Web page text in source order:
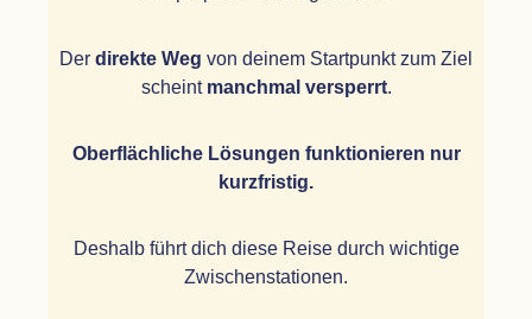
Der direkte Weg von dei­nem Start­punkt zum Ziel
scheint manch­mal ver­sperrt.
Ober­fläch­li­che Lösun­gen funk­tio­nie­ren nur
kurz­fris­tig.
Des­halb führt dich diese Reise durch wich­tige
Zwischenstationen.